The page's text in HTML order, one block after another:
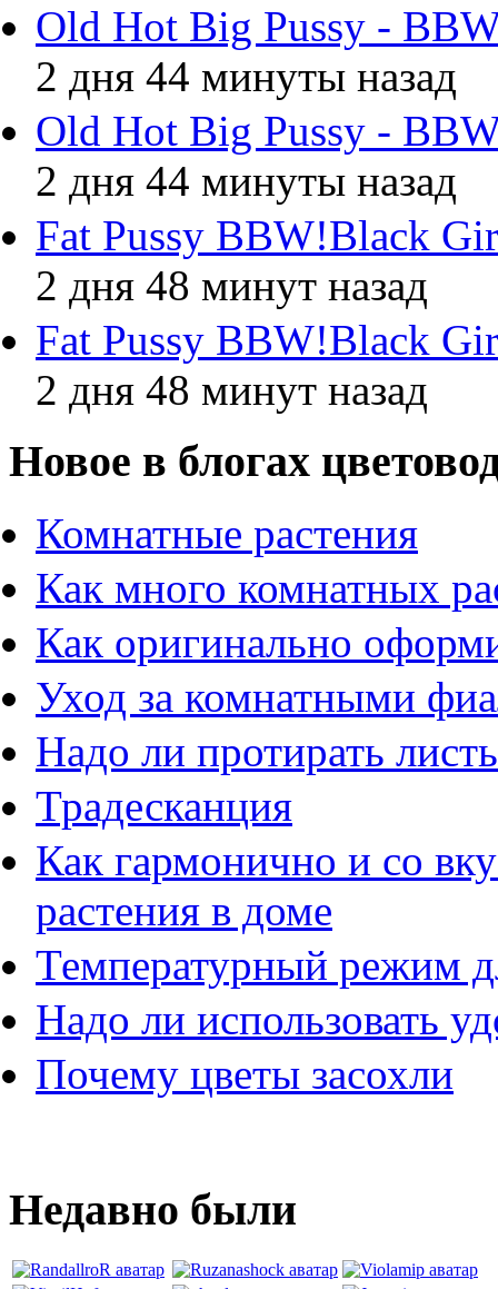
Old Hot Big Pussy -
2 дня 44 минуты назад
Old Hot Big Pussy -
2 дня 44 минуты назад
Fat Pussy BBW!Black
2 дня 48 минут назад
Fat Pussy BBW!Black
2 дня 48 минут назад
Новое в блогах
Комнатные растения
Как много комнатных
Как оригинально
Уход за комнатными
Надо ли протирать
Традесканция
Как гармонично и со
растения в доме
Температурный режим
Надо ли использовать
Почему цветы засохли
Недавно были